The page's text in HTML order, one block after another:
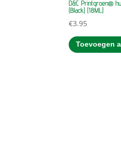
D&C Printgroen®
(Black) (18ML)
€3.95
Toevoegen